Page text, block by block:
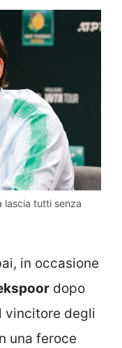
lascia tutti senza
in occasione
dopo
vincitore degli
una feroce